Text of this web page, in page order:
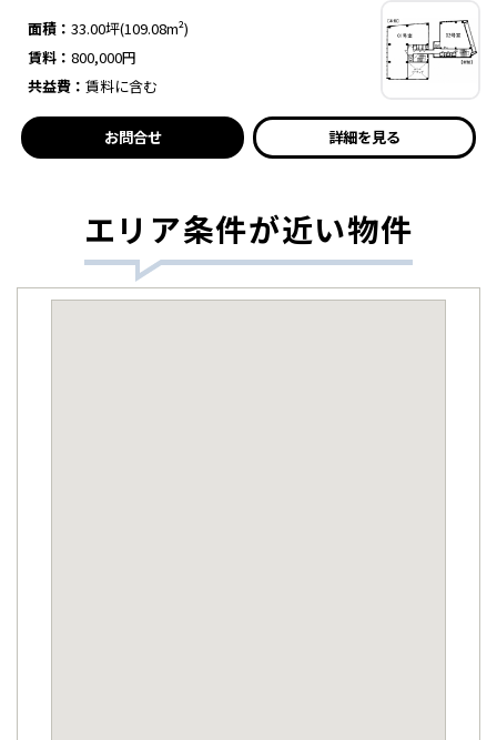
面積： 33.00坪(109.08m²)
賃料： 800,000円
共益費： 賃料に含む
お問合せ 詳細を見る
エリア条件が近い物件